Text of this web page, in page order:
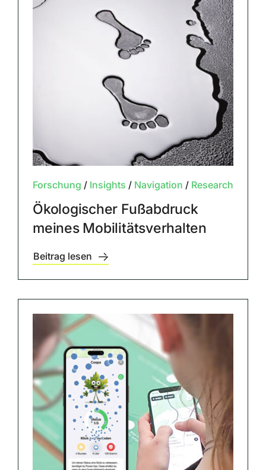
Forschung / Insights / Navigation / Research
Ökologischer Fußabdruck
meines Mobilitätsverhalten
Beitrag lesen